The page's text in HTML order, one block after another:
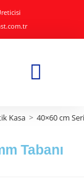
Kasa > 40×60 cm
Tabanı